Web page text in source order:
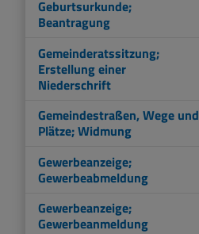
Geburtsurkunde;
Beantragung
Gemeinderatssitzung;
Erstellung einer
Niederschrift
Gemeindestraßen, Wege und
Plätze; Widmung
Gewerbeanzeige;
Gewerbeabmeldung
Gewerbeanzeige;
Gewerbeanmeldung